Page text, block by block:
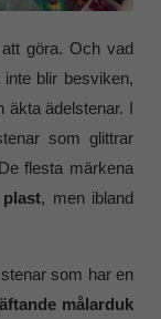
göra. Och vad
blir besviken,
äkta ädelstenar. I
som glittrar
flesta märkena
, men ibland
som har en
målarduk